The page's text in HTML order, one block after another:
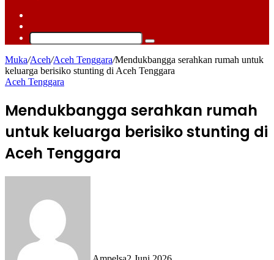
skin
Cari
Muka/Aceh/Aceh Tenggara/Mendukbangga serahkan rumah untuk
keluarga berisiko stunting di Aceh Tenggara
Aceh Tenggara
Mendukbangga serahkan rumah
untuk keluarga berisiko stunting di
Aceh Tenggara